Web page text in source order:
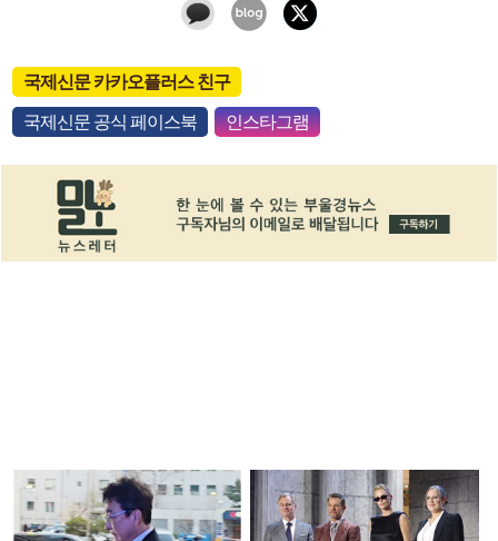
국제신문 카카오플러스 친구
국제신문 공식 페이스북 인스타그램